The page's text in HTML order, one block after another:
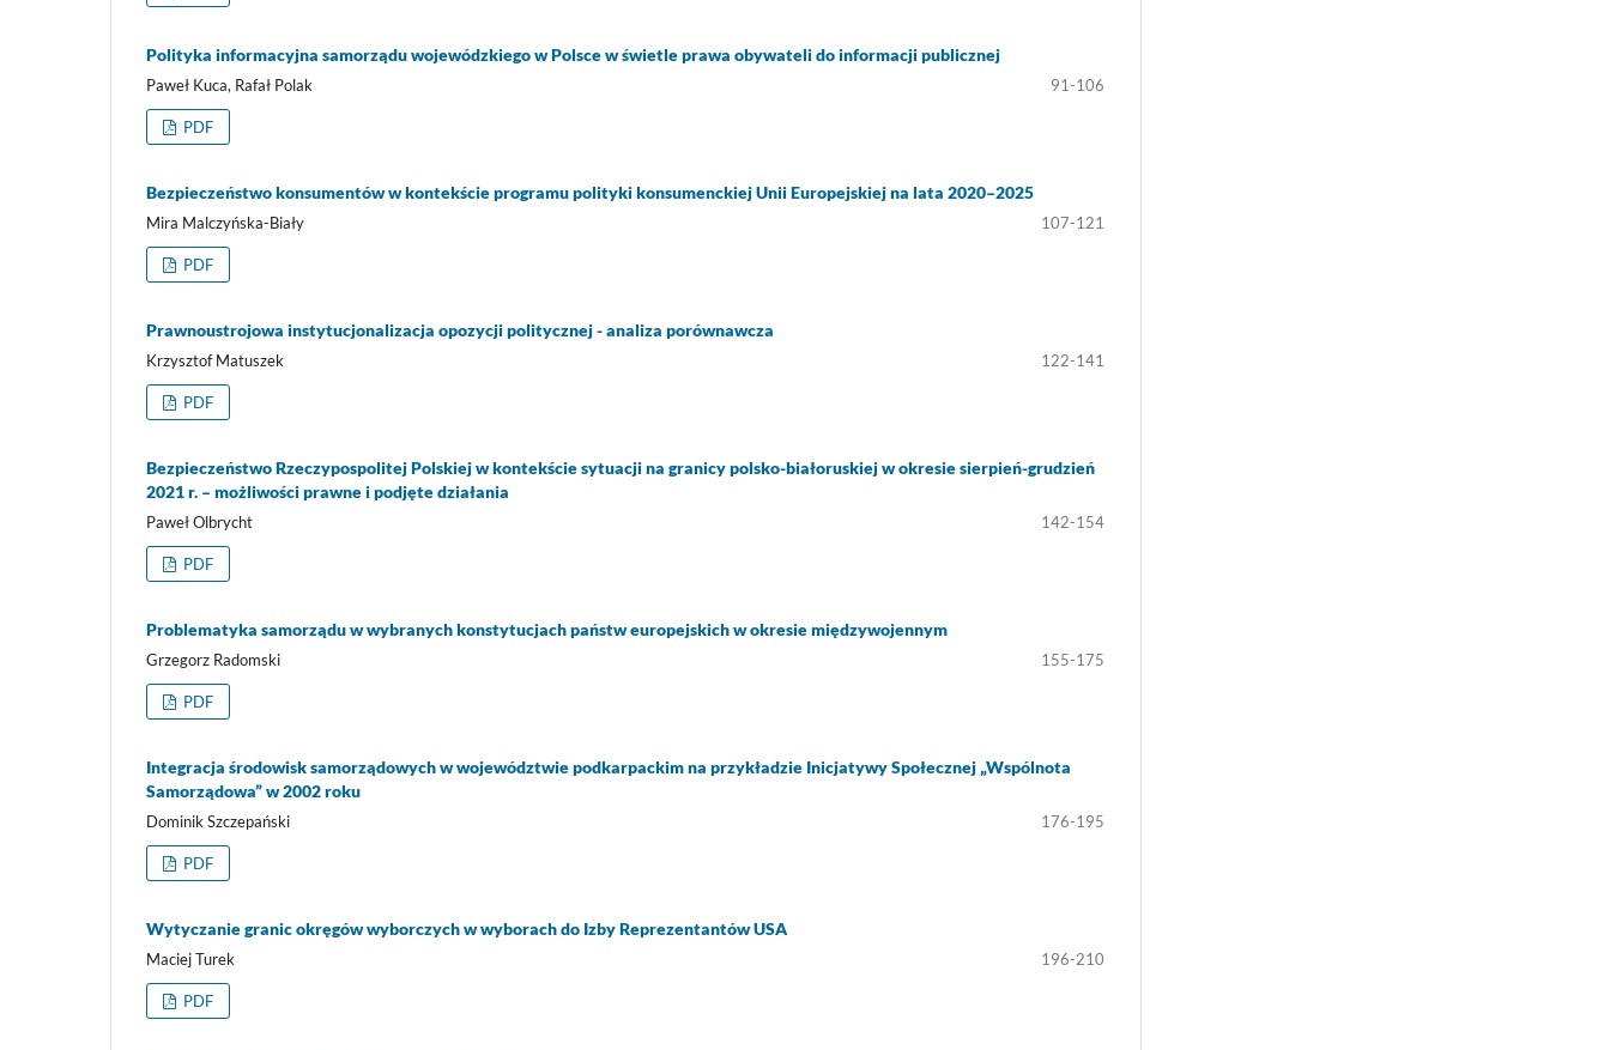
Polityka informacyjna samorządu wojewódzkiego w Polsce w świetle prawa obywateli do informacji publicznej
Paweł Kuca, Rafał Polak 91-106
PDF
Bezpieczeństwo konsumentów w kontekście programu polityki konsumenckiej Unii Europejskiej na lata 2020–2025
Mira Malczyńska-Biały 107-121
PDF
Prawnoustrojowa instytucjonalizacja opozycji politycznej - analiza porównawcza
Krzysztof Matuszek 122-141
PDF
Bezpieczeństwo Rzeczypospolitej Polskiej w kontekście sytuacji na granicy polsko-białoruskiej w okresie sierpień-grudzień
2021 r. – możliwości prawne i podjęte działania
Paweł Olbrycht 142-154
PDF
Problematyka samorządu w wybranych konstytucjach państw europejskich w okresie międzywojennym
Grzegorz Radomski 155-175
PDF
Integracja środowisk samorządowych w województwie podkarpackim na przykładzie Inicjatywy Społecznej „Wspólnota
Samorządowa” w 2002 roku
Dominik Szczepański 176-195
PDF
Wytyczanie granic okręgów wyborczych w wyborach do Izby Reprezentantów USA
Maciej Turek 196-210
PDF